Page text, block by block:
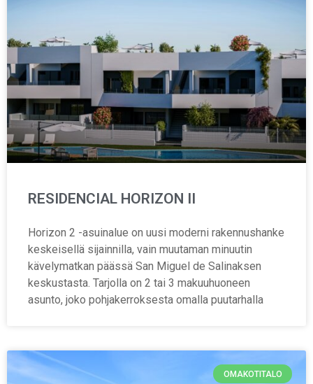
RESIDENCIAL HORIZON II
Horizon 2 -asuinalue on uusi moderni rakennushanke
keskeisellä sijainnilla, vain muutaman minuutin
kävelymatkan päässä San Miguel de Salinaksen
keskustasta. Tarjolla on 2 tai 3 makuuhuoneen
asunto, joko pohjakerroksesta omalla puutarhalla
OMAKOTITALO